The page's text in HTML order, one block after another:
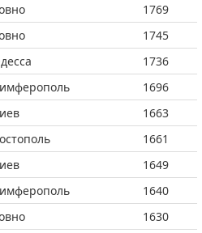
1769
1745
1736
1696
1663
1661
1649
1640
1630